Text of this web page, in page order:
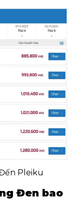
Pleiku
Đen bao